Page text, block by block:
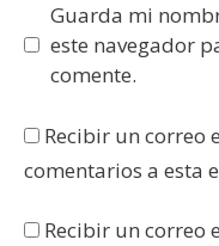
Guarda mi
este navegador
comente.
Recibir un correo
comentarios a esta
Recibir un correo